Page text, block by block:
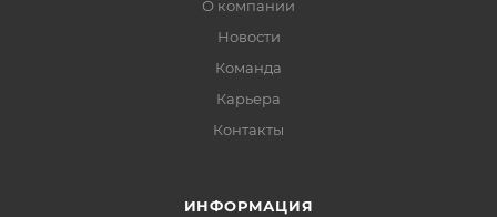
О компании
Новости
Команда
Карьера
Контакты
ИНФОРМАЦИЯ